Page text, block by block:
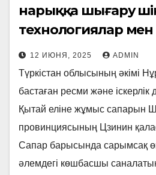
нарыққа шығару
технологиялар мен
инвестициялар
12 ИЮНЯ, 2025 ADMIN
Түркістан облысының әкімі
бастаған ресми және іскерлік
Қытай еліне жұмыс сапарын
провинциясының Цзинин
Сапар барысында сарымсақ
әлемдегі көшбасшы